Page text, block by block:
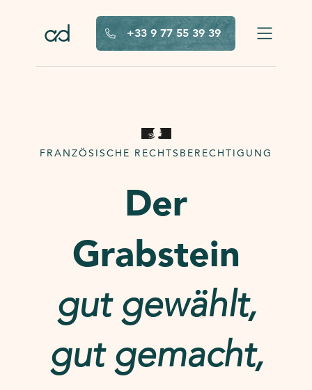
+33 9 77 55 39 39
FRANZÖSISCHE RECHTSBERECHTIGUNG
Der
Grabstein
gut gewählt,
gut gemacht,